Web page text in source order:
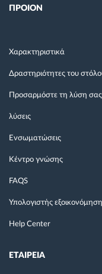
ΠΡΟΙΟΝ
Χαρακτηριστικά
Δραστηριότητες του
Προσαρμόστε τη λύση σας
λύσεις
Ενσωματώσεις
Κέντρο γνώσης
FAQS
Υπολογιστής
Help Center
ΕΤΑΙΡΕΙΑ